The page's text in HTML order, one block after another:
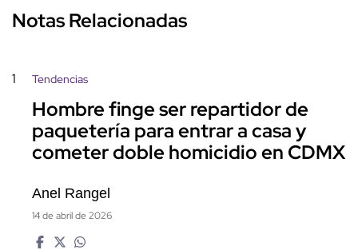
Notas Relacionadas
1 Tendencias
Hombre finge ser repartidor de
paquetería para entrar a casa y
cometer doble homicidio en CDMX
Anel Rangel
14 de abril de 2026